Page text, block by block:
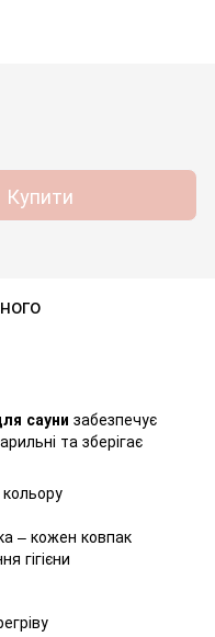
Купити
сауни забезпечує
та зберігає
– кожен ковпак
гігієни